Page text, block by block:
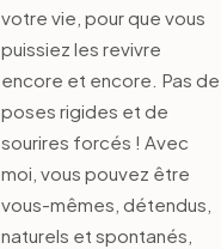
votre vie, pour que vous
puissiez les revivre
encore et encore. Pas de
poses rigides et de
sourires forcés ! Avec
moi, vous pouvez être
vous-mêmes, détendus,
naturels et spontanés,